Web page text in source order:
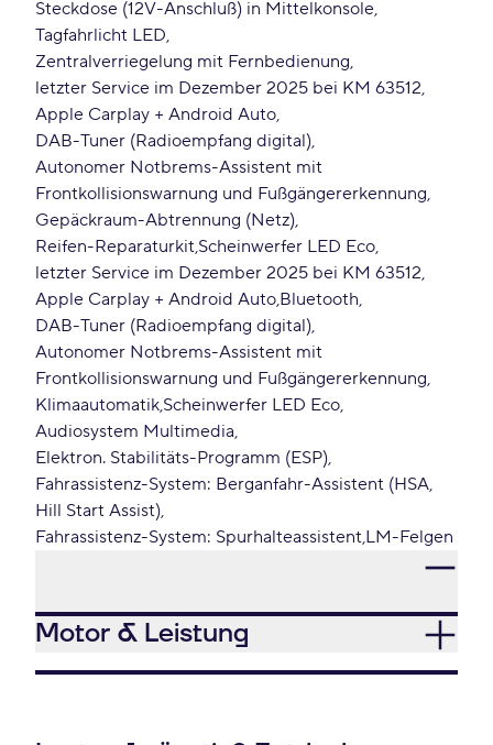
Steckdose (12V-Anschluß) in Mittelkonsole
Tagfahrlicht LED
Zentralverriegelung mit Fernbedienung
letzter Service im Dezember 2025 bei KM 63512
Apple Carplay + Android Auto
DAB-Tuner (Radioempfang digital)
Autonomer Notbrems-Assistent mit
Frontkollisionswarnung und Fußgängererkennung
Gepäckraum-Abtrennung (Netz)
Reifen-Reparaturkit Scheinwerfer LED Eco
letzter Service im Dezember 2025 bei KM 63512
Apple Carplay + Android Auto Bluetooth
DAB-Tuner (Radioempfang digital)
Autonomer Notbrems-Assistent mit
Frontkollisionswarnung und Fußgängererkennung
Klimaautomatik Scheinwerfer LED Eco
Audiosystem Multimedia
Elektron. Stabilitäts-Programm (ESP)
Fahrassistenz-System: Berganfahr-Assistent (HSA,
Hill Start Assist)
Fahrassistenz-System: Spurhalteassistent LM-Felgen
Motor & Leistung